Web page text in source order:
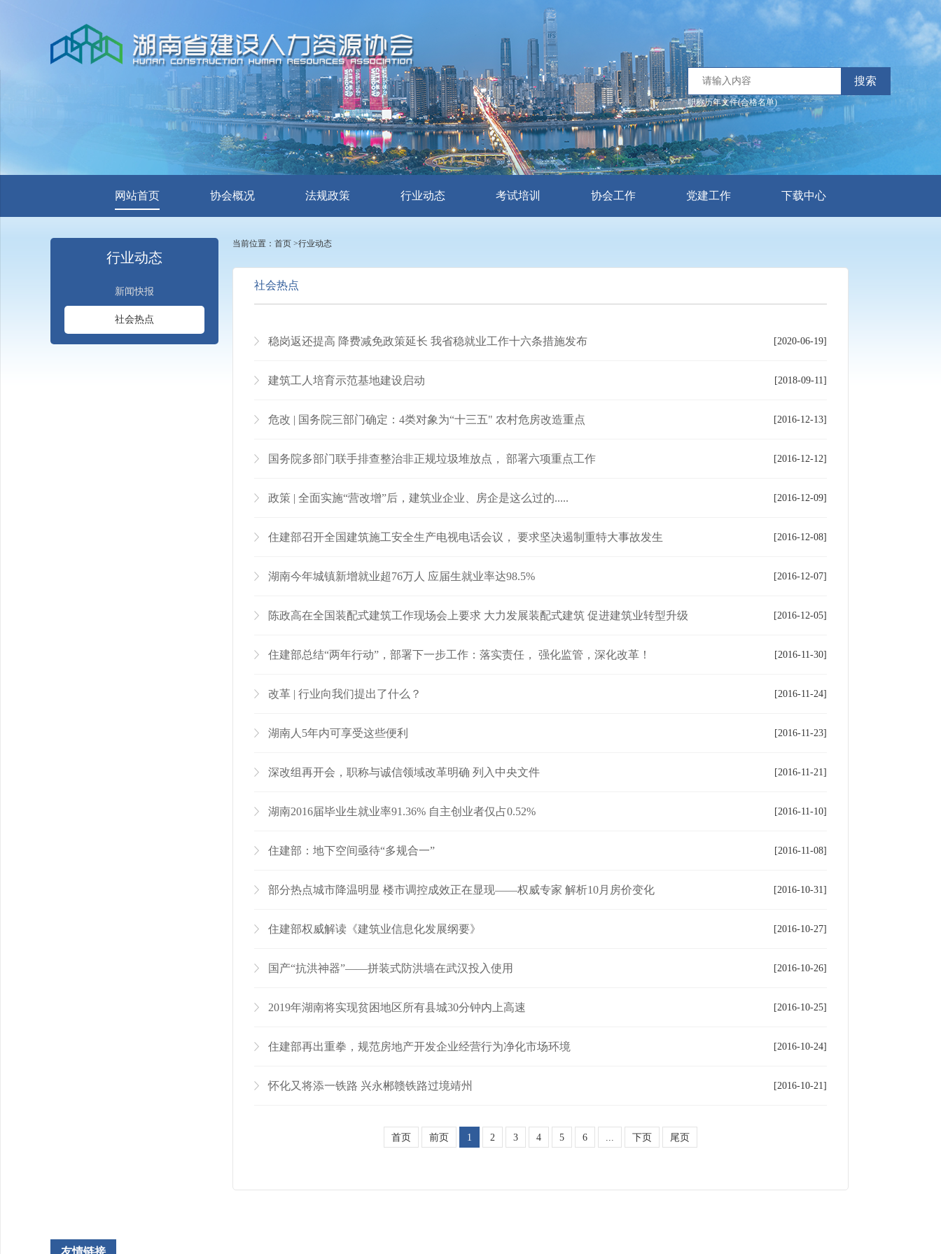
搜索
职称历年文件(合格名单)
网站首页 协会概况 法规政策 行业动态 考试培训 协会工作 党建工作 下载中心
行业动态
新闻快报
社会热点
当前位置： 首页 >行业动态
社会热点
[2020-06-19]
稳岗返还提高 降费减免政策延长 我省稳就业工作十六条措施发布
[2018-09-11]
建筑工人培育示范基地建设启动
[2016-12-13]
危改 | 国务院三部门确定：4类对象为“十三五" 农村危房改造重点
[2016-12-12]
国务院多部门联手排查整治非正规垃圾堆放点， 部署六项重点工作
[2016-12-09]
政策 | 全面实施“营改增”后，建筑业企业、房企是这么过的.....
[2016-12-08]
住建部召开全国建筑施工安全生产电视电话会议， 要求坚决遏制重特大事故发生
[2016-12-07]
湖南今年城镇新增就业超76万人 应届生就业率达98.5%
[2016-12-05]
陈政高在全国装配式建筑工作现场会上要求 大力发展装配式建筑 促进建筑业转型升级
[2016-11-30]
住建部总结“两年行动”，部署下一步工作：落实责任， 强化监管，深化改革！
[2016-11-24]
改革 | 行业向我们提出了什么？
[2016-11-23]
湖南人5年内可享受这些便利
[2016-11-21]
深改组再开会，职称与诚信领域改革明确 列入中央文件
[2016-11-10]
湖南2016届毕业生就业率91.36% 自主创业者仅占0.52%
[2016-11-08]
住建部：地下空间亟待“多规合一”
[2016-10-31]
部分热点城市降温明显 楼市调控成效正在显现——权威专家 解析10月房价变化
[2016-10-27]
住建部权威解读《建筑业信息化发展纲要》
[2016-10-26]
国产“抗洪神器”——拼装式防洪墙在武汉投入使用
[2016-10-25]
2019年湖南将实现贫困地区所有县城30分钟内上高速
[2016-10-24]
住建部再出重拳，规范房地产开发企业经营行为净化市场环境
[2016-10-21]
怀化又将添一铁路 兴永郴赣铁路过境靖州
首页 前页 1 2 3 4 5 6 ... 下页 尾页
友情链接